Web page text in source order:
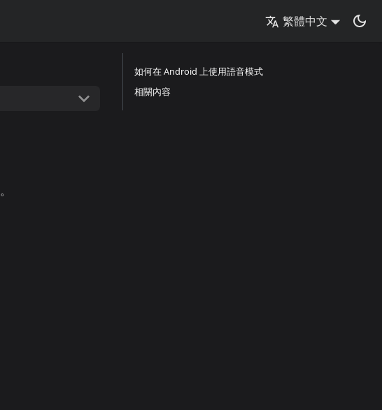
繁體中文
。
如何在 Android 上使用語音模式
相關內容